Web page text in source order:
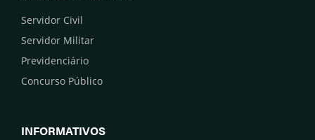
Servidor Civil
Servidor Militar
Previdenciário
Concurso Público
INFORMATIVOS